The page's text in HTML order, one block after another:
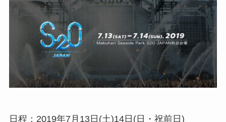
日程：2019年7月13日(土)14日(日・祝前日)